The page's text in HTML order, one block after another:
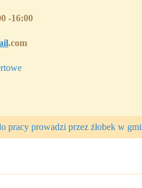
-16:00
.com
pracy prowadzi przez żłobek w